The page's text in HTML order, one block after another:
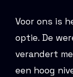
Voor ons is
optie. De
verandert
een hoog